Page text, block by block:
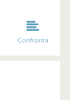
Confronta